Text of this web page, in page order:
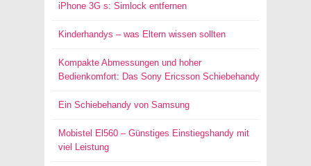
iPhone 3G s: Simlock entfernen
Kinderhandys – was Eltern wissen sollten
Kompakte Abmessungen und hoher
Bedienkomfort: Das Sony Ericsson Schiebehandy
Ein Schiebehandy von Samsung
Mobistel El560 – Günstiges Einstiegshandy mit
viel Leistung